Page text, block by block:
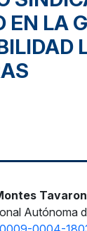
EN LA
Autónoma